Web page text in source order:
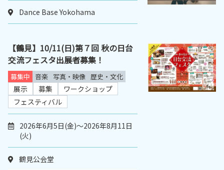
Dance Base Yokohama
【鶴見】10/11(日)第７回 秋の日台
交流フェスタ出展者募集！
募集中 音楽 写真・映像 歴史・文化
展示 募集
ワークショップ
フェスティバル
2026年6月5日(金)～2026年8月11日
(火)
鶴見公会堂